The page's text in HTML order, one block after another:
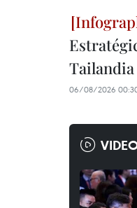
Tailandia
06/08/2026